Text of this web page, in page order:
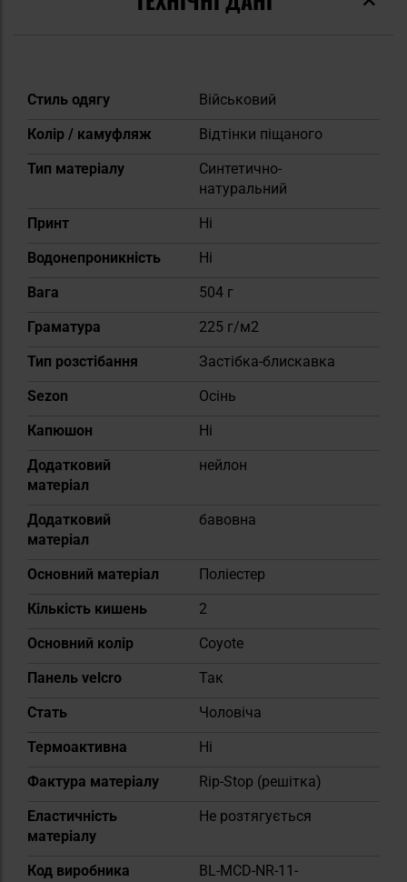
Докладніше
Стиль одягу
Військовий
Колір / камуфляж
Відтінки піщаного
Тип матеріалу
Синтетично-
натуральний
Принт
Ні
Водонепроникність
Ні
Вага
504 г
Граматура
225 г/м2
Тип розстібання
Застібка-блискавка
Sezon
Осінь
Капюшон
Ні
Додатковий
матеріал
нейлон
Додатковий
матеріал
бавовна
Основний матеріал
Поліестер
Кількість кишень
2
Основний колір
Coyote
Панель velcro
Так
Cтать
Чоловіча
Термоактивна
Ні
Фактура матеріалу
Rip-Stop (решітка)
Еластичність
матеріалу
Не розтягується
Код виробника
BL-MCD-NR-11-